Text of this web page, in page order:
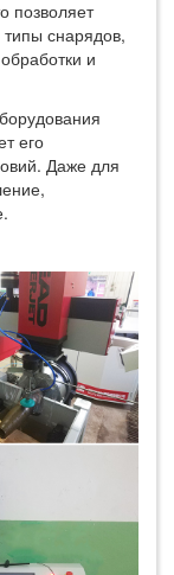
позволяет
снарядов,
и
его
Даже для